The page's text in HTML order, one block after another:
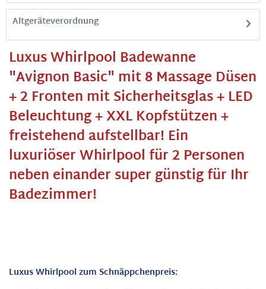
Luxus Whirlpool Badewanne
"Avignon Basic" mit 8 Massage Düsen
+ 2 Fronten mit Sicherheitsglas + LED
Beleuchtung + XXL Kopfstützen +
freistehend aufstellbar! Ein
luxuriöser Whirlpool für 2 Personen
neben einander super günstig für Ihr
Badezimmer!
Luxus Whirlpool zum Schnäppchenpreis:
Altgeräteverordnung